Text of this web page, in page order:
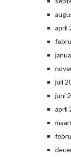
april
juli
juni
april